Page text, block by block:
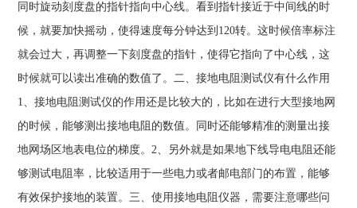
同时旋动刻度盘的指针指向中心线。看到指针接近于中间线的时
候，就要加快摇动，使得速度每分钟达到120转。这时候倍率标注
就会过大，再调整一下刻度盘的指针，使得它指向了中心线，这
时候就可以读出准确的数值了。二、接地电阻测试仪有什么作用
1、接地电阻测试仪的作用还是比较大的，比如在进行大型接地网
的时候，能够测出接地电阻的数值。同时还能够精准的测量出接
地网场区地表电位的梯度。2、另外就是如果地下线导电电阻还能
够测试电阻率，比较适用于一些电力或者邮电部门的布置，能够
有效保护接地的装置。三、使用接地电阻仪器，需要注意哪些问